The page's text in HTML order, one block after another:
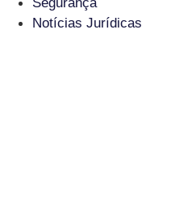
Notícias Jurídicas